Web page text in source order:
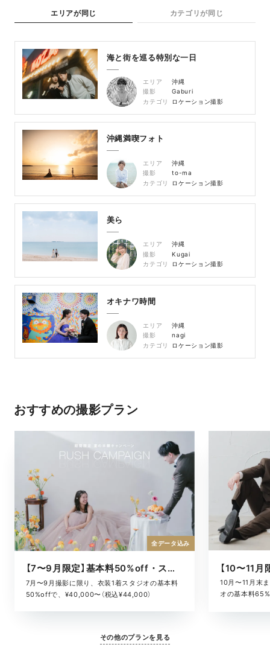
エリアが同じ カテゴリが同じ
海と街を巡る特別な一日
エリア
沖縄
撮影
Gaburi
カテゴリ
ロケーション撮影
沖縄満喫フォト
エリア
沖縄
撮影
to-ma
カテゴリ
ロケーション撮影
美ら
エリア
沖縄
撮影
Kugai
カテゴリ
ロケーション撮影
オキナワ時間
エリア
沖縄
撮影
nagi
カテゴリ
ロケーション撮影
おすすめの撮影プラン
【7〜9月限定】基本料50%off・スタジオキャンペーン
7月〜9月撮影に限り、衣装1着スタジオの基本料
50%offで、¥40,000〜（税込¥44,000）
全データ込み
10月〜11月末
オの基本料
その他のプランを見る